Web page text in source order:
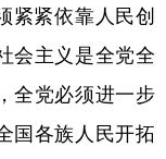
紧依靠人民创
会主义是全党全
全党必须进一步
国各族人民开拓